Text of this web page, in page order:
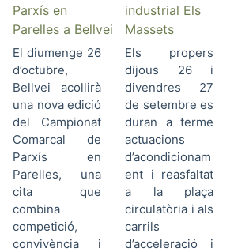
Parxís en
Parelles a Bellvei
El diumenge 26
d’octubre,
Bellvei acollirà
una nova edició
del Campionat
Comarcal de
Parxís en
Parelles, una
cita que
combina
competició,
convivència i
industrial Els
Massets
Els propers
dijous 26 i
divendres 27
de setembre es
duran a terme
actuacions
d’acondicionam
ent i reasfaltat
a la plaça
circulatòria i als
carrils
d’acceleració i